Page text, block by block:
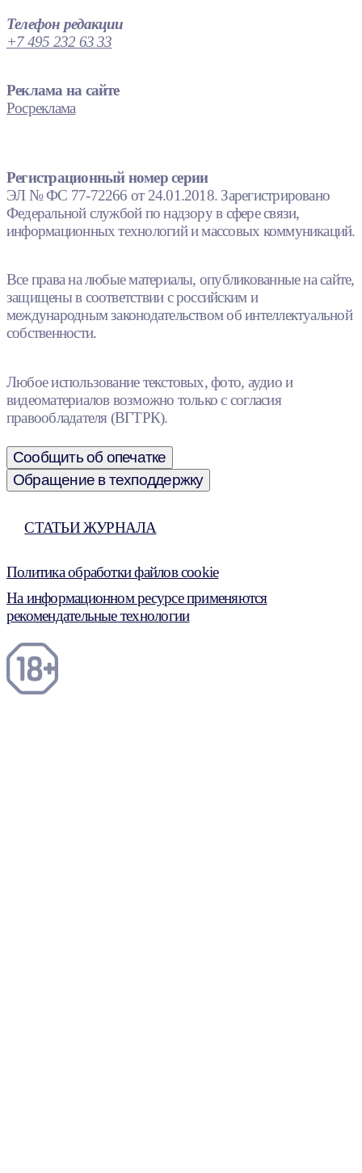
Телефон редакции
+7 495 232 63 33
Реклама на сайте
Росреклама
Регистрационный номер серии
ЭЛ № ФС 77-72266 от 24.01.2018. Зарегистрировано
Федеральной службой по надзору в сфере связи,
информационных технологий и массовых коммуникаций.
Все права на любые материалы, опубликованные на сайте,
защищены в соответствии с российским и
международным законодательством об интеллектуальной
собственности.
Любое использование текстовых, фото, аудио и
видеоматериалов возможно только с согласия
правообладателя (ВГТРК).
Сообщить об опечатке
Обращение в техподдержку
СТАТЬИ ЖУРНАЛА
Политика обработки файлов cookie
На информационном ресурсе применяются
рекомендательные технологии